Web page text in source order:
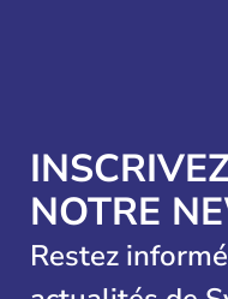
NOTRE
Restez